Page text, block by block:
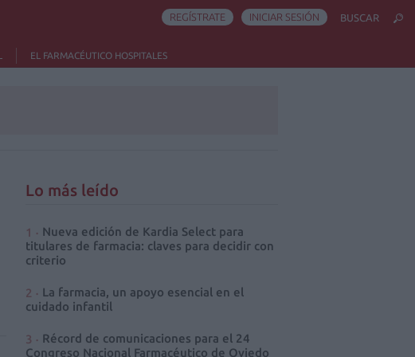
EL FARMACÉUTICO HOSPITALES
REGÍSTRATE INICIAR SESIÓN BUSCAR
Lo más leído
Nueva edición de Kardia Select para
titulares de farmacia: claves para decidir con
criterio
La farmacia, un apoyo esencial en el
cuidado infantil
Récord de comunicaciones para el 24
Congreso Nacional Farmacéutico de Oviedo